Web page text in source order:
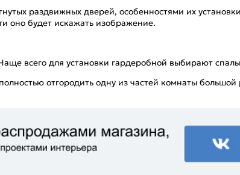
раздвижных дверей, особенностями их
оно будет искажать изображение.
всего для установки гардеробной выбирают
отгородить одну из частей комнаты